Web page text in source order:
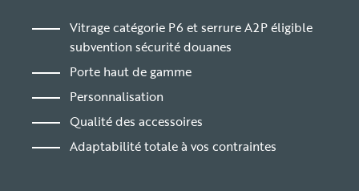
Vitrage catégorie P6 et serrure A2P éligible
subvention sécurité douanes
Porte haut de gamme
Personnalisation
Qualité des accessoires
Adaptabilité totale à vos contraintes